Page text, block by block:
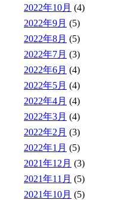
2022年10月 (4)
2022年9月 (5)
2022年8月 (5)
2022年7月 (3)
2022年6月 (4)
2022年5月 (4)
2022年4月 (4)
2022年3月 (4)
2022年2月 (3)
2022年1月 (5)
2021年12月 (3)
2021年11月 (5)
2021年10月 (5)